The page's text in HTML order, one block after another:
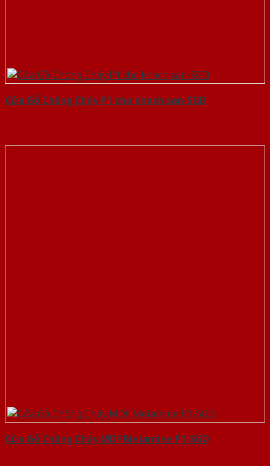
Cửa Gỗ Chống Cháy P1 cho khach san-SGD
Cửa Gỗ Chống Cháy MDF Melamine P1-SGD